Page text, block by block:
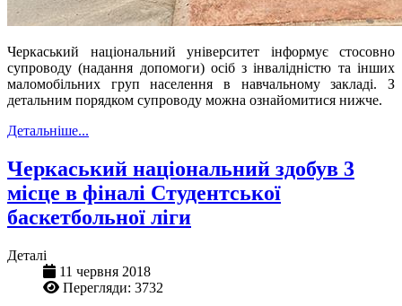
Черкаський національний університет інформує стосовно
супроводу (надання допомоги) осіб з інвалідністю та інших
маломобільних груп населення в навчальному закладі. З
детальним порядком супроводу можна ознайомитися нижче.
Детальніше...
Черкаський національний здобув 3
місце в фіналі Студентської
баскетбольної ліги
Деталі
11 червня 2018
Перегляди: 3732